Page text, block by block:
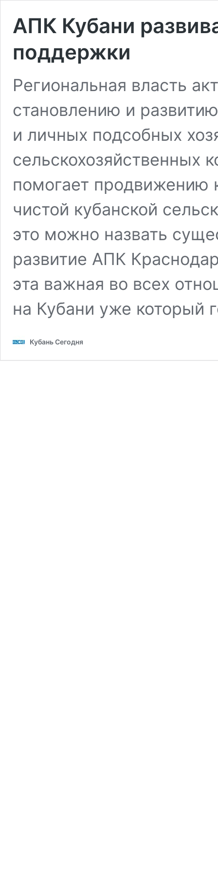
АПК Кубани
поддержки
Региональная власть
становлению и
и личных подсобных
сельскохозяйственных
помогает продвижению
чистой кубанской
это можно назвать
развитие АПК
эта важная во всех
на Кубани уже который
Кубань Сегодня